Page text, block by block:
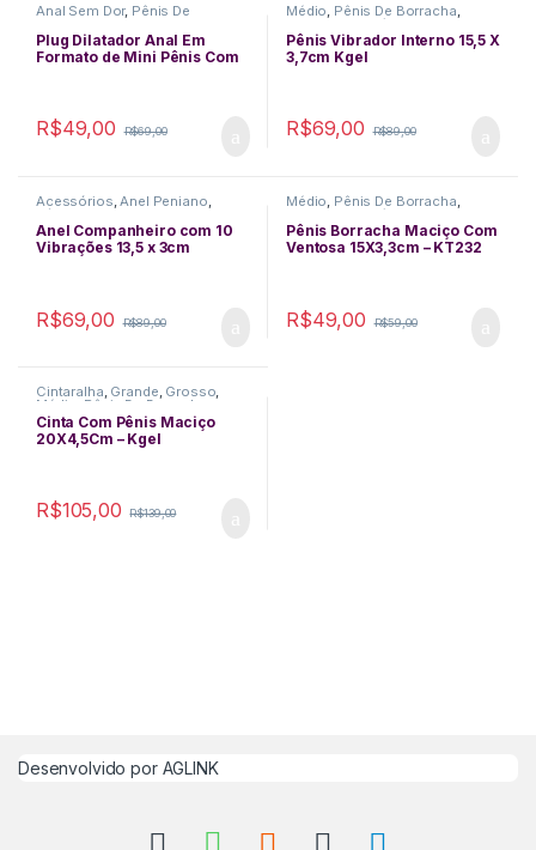
Anal Sem Dor, Pênis De
Pequeno
Plug Dilatador Anal Em
Formato de Mini Pênis Com
R$49,00 R$69,00
Médio Pênis De Borracha
Pequeno Realístico Vibradores
Pênis Vibrador Interno 15,5 X
3,7cm Kgel
R$69,00 R$89,00
Acessórios,Anel Peniano,
Pênis De Borracha
Plug Anal,Realístico, Sexo Anal
Vibradores
Anel Companheiro com 10
Vibrações 13,5 x 3cm
R$69,00 R$89,00
Médio, Pênis De Borracha,
Realístico
Pênis Borracha Maciço Com
Ventosa 15X3,3cm – KT232
R$49,00 R$59,00
Cintaralha, Grande, Grosso,
Médio Pênis De Borracha
Realístico
Cinta Com Pênis Maciço
20X4,5Cm – Kgel
R$105,00 R$139,00
Desenvolvido por AGLINK